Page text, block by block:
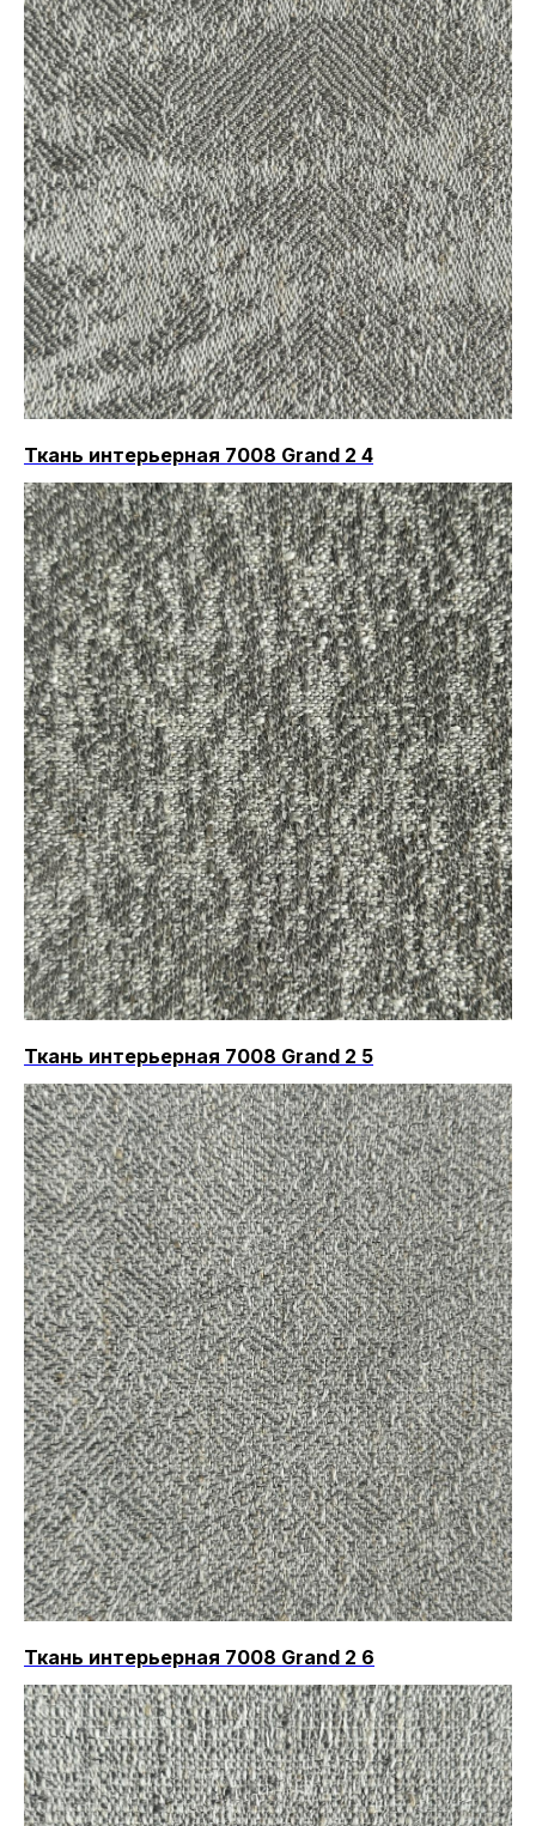
Ткань интерьерная 7008 Grand 2 4
Ткань интерьерная 7008 Grand 2 5
Ткань интерьерная 7008 Grand 2 6